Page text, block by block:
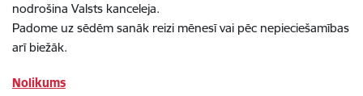
nodrošina Valsts kanceleja.
Padome uz sēdēm sanāk reizi mēnesī vai pēc nepieciešamības
arī biežāk.
Nolikums